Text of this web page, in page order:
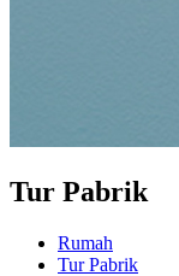
Tur Pabrik
Rumah
Tur Pabrik